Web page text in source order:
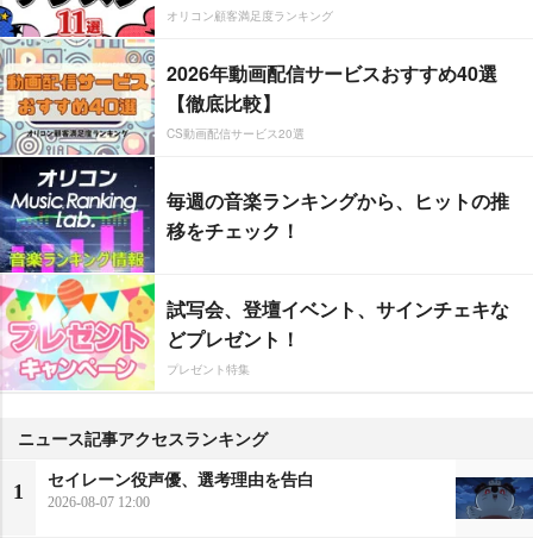
オリコン顧客満足度ランキング
2026年動画配信サービスおすすめ40選
【徹底比較】
CS動画配信サービス20選
毎週の音楽ランキングから、ヒットの推
移をチェック！
試写会、登壇イベント、サインチェキな
どプレゼント！
プレゼント特集
ニュース記事アクセスランキング
1
セイレーン役声優、選考理由を告白
2026-08-07 12:00